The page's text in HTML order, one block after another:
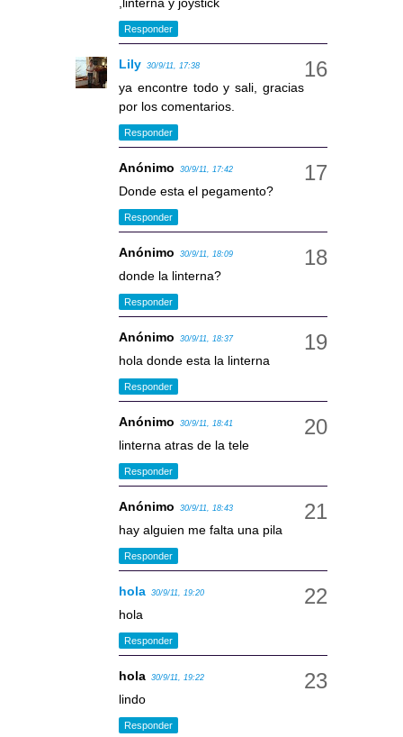
,linterna y joystick
Responder
Lily 30/9/11, 17:38
ya encontre todo y sali, gracias
por los comentarios.
Responder
Anónimo 30/9/11, 17:42
Donde esta el pegamento?
Responder
Anónimo 30/9/11, 18:09
donde la linterna?
Responder
Anónimo 30/9/11, 18:37
hola donde esta la linterna
Responder
Anónimo 30/9/11, 18:41
linterna atras de la tele
Responder
Anónimo 30/9/11, 18:43
hay alguien me falta una pila
Responder
hola 30/9/11, 19:20
hola
Responder
hola 30/9/11, 19:22
lindo
Responder